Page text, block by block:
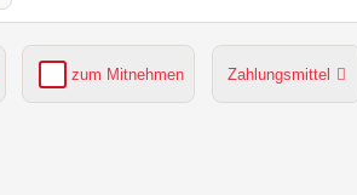
zum Mitnehmen Zahlungsmittel